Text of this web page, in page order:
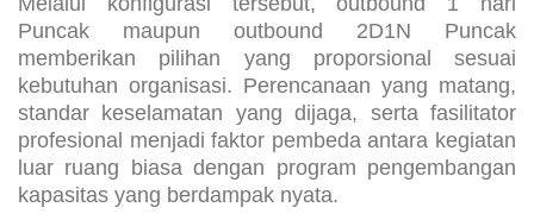
Melalui konfigurasi tersebut, outbound 1 hari
Puncak maupun outbound 2D1N Puncak
memberikan pilihan yang proporsional sesuai
kebutuhan organisasi. Perencanaan yang matang,
standar keselamatan yang dijaga, serta fasilitator
profesional menjadi faktor pembeda antara kegiatan
luar ruang biasa dengan program pengembangan
kapasitas yang berdampak nyata.